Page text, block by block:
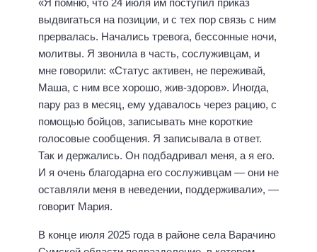
выдвигаться на позиции, и с тех пор связь с ним
прервалась. Начались тревога, бессонные ночи,
молитвы. Я звонила в часть, сослуживцам, и
мне говорили: «Статус активен, не переживай,
Маша, с ним все хорошо, жив-здоров». Иногда,
пару раз в месяц, ему удавалось через рацию, с
помощью бойцов, записывать мне короткие
голосовые сообщения. Я записывала в ответ.
Так и держались. Он подбадривал меня, а я его.
И я очень благодарна его сослуживцам — они не
оставляли меня в неведении, поддерживали», —
говорит Мария.
В конце июля 2025 года в районе села Варачино